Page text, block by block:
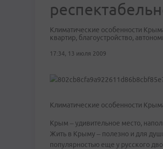
Климатические особенности
квартир, благоустройство,
17:34, 13 июля 2009
Климатические особенности
Крым – удивительное место,
Жить в Крыму – полезно и для
популярностью еще у русского